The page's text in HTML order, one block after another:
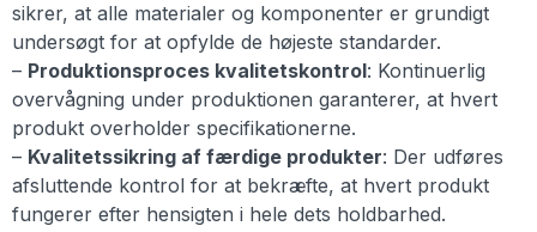
sikrer, at alle materialer og komponenter er grundigt
undersøgt for at opfylde de højeste standarder.
– Produktionsproces kvalitetskontrol: Kontinuerlig
overvågning under produktionen garanterer, at hvert
produkt overholder specifikationerne.
– Kvalitetssikring af færdige produkter: Der udføres
afsluttende kontrol for at bekræfte, at hvert produkt
fungerer efter hensigten i hele dets holdbarhed.